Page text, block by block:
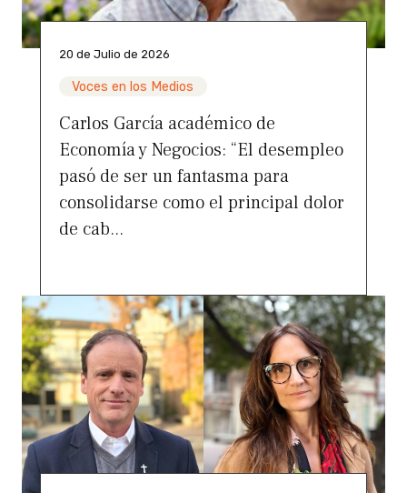
20 de Julio de 2026
Voces en los Medios
Carlos García académico de
Economía y Negocios: “El desempleo
pasó de ser un fantasma para
consolidarse como el principal dolor
de cab...